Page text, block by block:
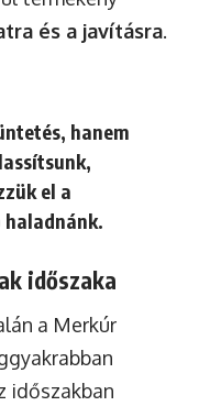
és a javításra.
hanem
el a
időszaka
a Merkúr
időszakban